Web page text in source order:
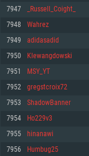
최소사양
운영체제: Windows 10
프로세서: 2.2 GHz 듀얼코
메모리: 4GB
그래픽 카드: DirectX 11
GeForce GT 660. 최소 사
네트워크: 브로드밴드 인
여유 저장 공간: 22.1 GB (
권장 사양
최소사양
운영체제: Mac OS Big Sur
프로세서: 최소 2.2 GHz
메모리: 6 GB
그래픽 카드: Metal 을 지
능을 가지는 Mac 버전의
네트워크: 브로드밴드 인
여유 저장 공간: 22.1 GB (
권장 사양
최소사양
운영체제: 64bit Linux 중
프로세서: 2.4 GHz 듀얼코
메모리: 4 GB
그래픽 카드: Vulkan 을
660 (6개월 미만) 혹은 그
원하는 AMD (6개월 미만
네트워크: 브로드밴드 인
여유 저장 공간: 22.1 GB (
권장 사양
7947 _Russell_Coight_
7948 Wahrez
7949 adidasadid
7950 Klewangdowski
7951 MSY_YT
7952 gregstcroix72
7953 ShadowBanner
7954 Ho229v3
7955 hinanawi
7956 Humbug25